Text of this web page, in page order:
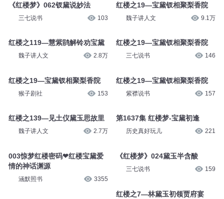
《红楼梦》062钗黛说妙法
三七说书 103
红楼之119—慧紫鹃解铃劝宝黛
魏子讲人文 2.8万
红楼之19—宝黛钗相聚梨香院
猴子剧社 153
红楼之139—见土仪黛玉思故里
魏子讲人文 2.7万
003惊梦红楼密码❤红楼宝黛爱
情的神话渊源
涵默照书 3355
红楼之19—宝黛钗相聚梨香院
魏子讲人文 9.1万
红楼之19—宝黛钗相聚梨香院
三七说书 146
红楼之19—宝黛钗相聚梨香院
紫襟说书 157
第1637集 红楼梦-宝黛初逢
历史真好玩儿 221
《红楼梦》024黛玉半含酸
三七说书 159
红楼之7—林黛玉初领贾府宴